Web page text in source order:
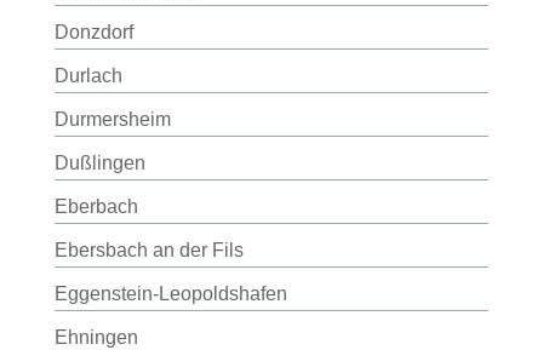
Donzdorf
Durlach
Durmersheim
Dußlingen
Eberbach
Ebersbach an der Fils
Eggenstein-Leopoldshafen
Ehningen